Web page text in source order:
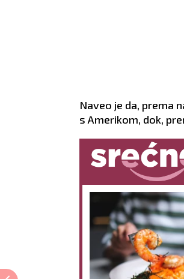
Naveo je da, prema
s Amerikom, dok,